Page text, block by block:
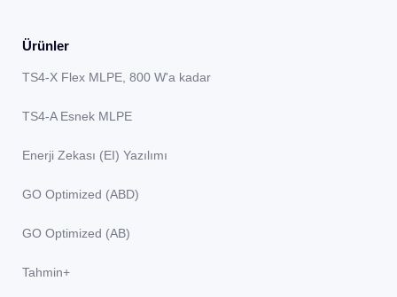
Ürünler
TS4-X Flex MLPE, 800 W'a kadar
TS4-A Esnek MLPE
Enerji Zekası (EI) Yazılımı
GO Optimized (ABD)
GO Optimized (AB)
Tahmin+